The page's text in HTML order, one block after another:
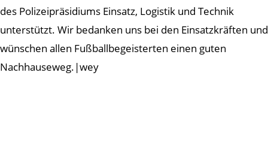
des Polizeipräsidiums Einsatz, Logistik und Technik
unterstützt. Wir bedanken uns bei den Einsatzkräften und
wünschen allen Fußballbegeisterten einen guten
Nachhauseweg.|wey